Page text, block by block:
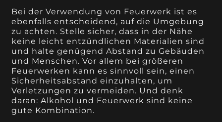
Bei der Verwendung von Feuerwerk ist es
ebenfalls entscheidend, auf die Umgebung
zu achten. Stelle sicher, dass in der Nähe
keine leicht entzündlichen Materialien sind
und halte genügend Abstand zu Gebäuden
und Menschen. Vor allem bei größeren
Feuerwerken kann es sinnvoll sein, einen
Sicherheitsabstand einzuhalten, um
Verletzungen zu vermeiden. Und denk
daran: Alkohol und Feuerwerk sind keine
gute Kombination.